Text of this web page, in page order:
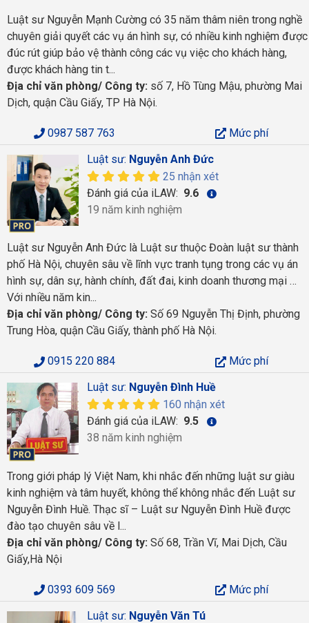
Luật sư Nguyễn Mạnh Cường có 35 năm thâm niên trong nghề
chuyên giải quyết các vụ án hình sự, có nhiều kinh nghiệm được
đúc rút giúp bảo vệ thành công các vụ việc cho khách hàng,
được khách hàng tin t...
Địa chỉ văn phòng/ Công ty: số 7, Hồ Tùng Mậu, phường Mai
Dịch, quận Cầu Giấy, TP Hà Nội.
0987 587 763
Mức phí
Luật sư: Nguyễn Anh Đức
25 nhận xét
Đánh giá của iLAW: 9.6
19 năm kinh nghiệm
Luật sư Nguyễn Anh Đức là Luật sư thuộc Đoàn luật sư thành
phố Hà Nội, chuyên sâu về lĩnh vực tranh tụng trong các vụ án
hình sự, dân sự, hành chính, đất đai, kinh doanh thương mại …
Với nhiều năm kin...
Địa chỉ văn phòng/ Công ty: Số 69 Nguyễn Thị Định, phường
Trung Hòa, quận Cầu Giấy, thành phố Hà Nội.
0915 220 884
Mức phí
Luật sư: Nguyễn Đình Huề
160 nhận xét
Đánh giá của iLAW: 9.5
38 năm kinh nghiệm
Trong giới pháp lý Việt Nam, khi nhắc đến những luật sư giàu
kinh nghiệm và tâm huyết, không thể không nhắc đến Luật sư
Nguyễn Đình Huề. Thạc sĩ – Luật sư Nguyễn Đình Huề được
đào tạo chuyên sâu về l...
Địa chỉ văn phòng/ Công ty: Số 68, Trần Vĩ, Mai Dịch, Cầu
Giấy,Hà Nội
0393 609 569
Mức phí
Luật sư: Nguyễn Văn Tú